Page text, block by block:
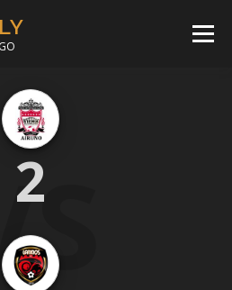
Menù
CORSO CALCIO A 5
VS
2